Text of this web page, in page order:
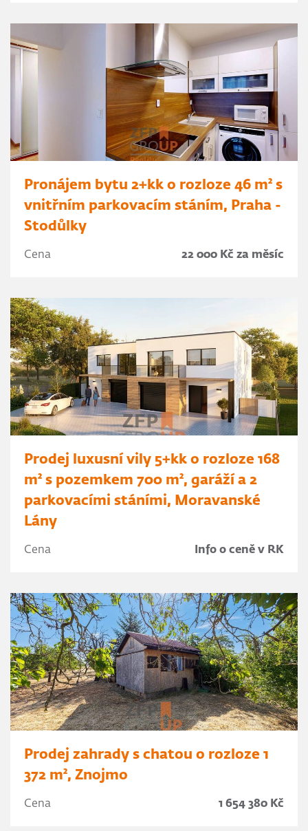
Pronájem bytu 2+kk o rozloze 46 m² s
vnitřním parkovacím stáním, Praha -
Stodůlky
Cena 22 000 Kč za měsíc
Prodej luxusní vily 5+kk o rozloze 168
m² s pozemkem 700 m², garáží a 2
parkovacími stáními, Moravanské
Lány
Cena Info o ceně v RK
Prodej zahrady s chatou o rozloze 1
372 m², Znojmo
Cena 1 654 380 Kč